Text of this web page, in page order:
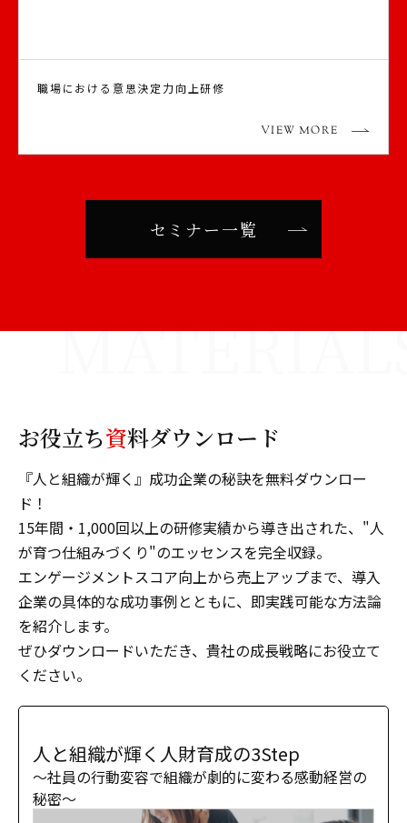
職場における意思決定力向上研修
VIEW MORE
セミナー一覧
お役立ち資料ダウンロード
『人と組織が輝く』成功企業の秘訣を無料ダウンロー
ド！
15年間・1,000回以上の研修実績から導き出された、"人
が育つ仕組みづくり"のエッセンスを完全収録。
エンゲージメントスコア向上から売上アップまで、導入
企業の具体的な成功事例とともに、即実践可能な方法論
を紹介します。
ぜひダウンロードいただき、貴社の成長戦略にお役立て
ください。
人と組織が輝く人財育成の3Step
〜社員の行動変容で組織が劇的に変わる感動経営の
秘密〜